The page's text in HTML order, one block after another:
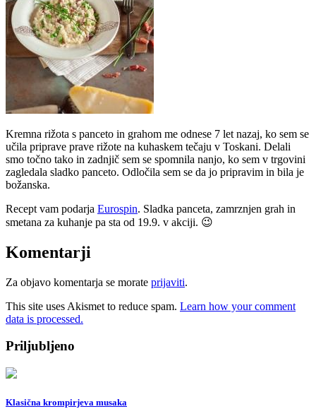
Kremna rižota s panceto in grahom me odnese 7 let nazaj, ko sem se
učila priprave prave rižote na kuhaskem tečaju v Toskani. Delali
smo točno tako in zadnjič sem se spomnila nanjo, ko sem v trgovini
zagledala sladko panceto. Odločila sem se da jo pripravim in bila je
božanska.
Recept vam podarja Eurospin. Sladka panceta, zamrznjen grah in
smetana za kuhanje pa sta od 19.9. v akciji. 😉
Komentarji
Za objavo komentarja se morate prijaviti.
This site uses Akismet to reduce spam. Learn how your comment
data is processed.
Priljubljeno
Klasična krompirjeva musaka